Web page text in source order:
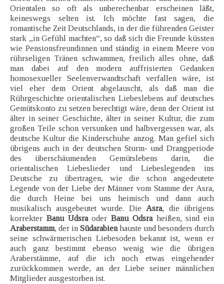
Orientalen so oft als unberechenbar erscheinen läßt,
keineswegs selten ist. Ich möchte fast sagen, die
romantische Zeit Deutschlands, in der die führenden Geister
stark „in Gefühl machten“, so daß sich die Freunde küssten
wie Pensionsfreundinnen und ständig in einem Meere von
rührseligen Tränen schwammen, freilich alles ohne, daß
man dabei auf den modern auffrisierten Gedanken
homosexueller Seelenverwandtschaft verfallen wäre, ist
viel eher dem Orient abgelauscht, als daß man die
Rührgeschichte orientalischen Liebeslebens auf deutsches
Gemütskonto zu setzen berechtigt wäre, denn der Orient ist
älter in seiner Geschichte, älter in seiner Kultur, die zum
großen Teile schon versunken und halbvergessen war, als
deutsche Kultur die Kinderschuhe anzog. Man gefiel sich
übrigens auch in der deutschen Sturm- und Drangperiode
des überschäumenden Gemütslebens darin, die
orientalischen Liebeslieder und Liebeslegenden ins
Deutsche zu übertragen, wie die schon angedeutete
Legende von der Liebe der Männer vom Stamme der Asra,
die durch Heine bei uns heimisch und dann auch
musikalisch ausgebeutet wurde. Die Asra, die übrigens
korrekter Banu Udsraoder Banu Odsraheißen, sind ein
Araberstamm, der in Südarabienhauste und besonders durch
seine schwärmerischen Liebesoden bekannt ist, wenn er
auch ganz bestimmt ebenso wenig wie die übrigen
Araberstämme, auf die ich noch etwas eingehender
zurückkommen werde, an der Liebe seiner männlichen
Mitglieder ausgestorben ist.